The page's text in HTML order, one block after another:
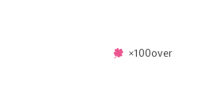
×100over